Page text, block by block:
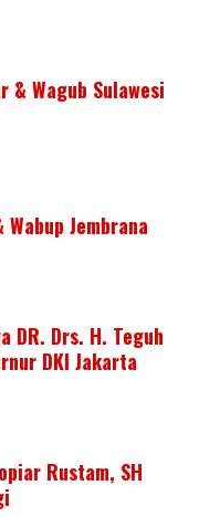
& Wagub Sulawesi
Jembrana
DR. Drs. H. Teguh
DKI Jakarta
Rustam, SH